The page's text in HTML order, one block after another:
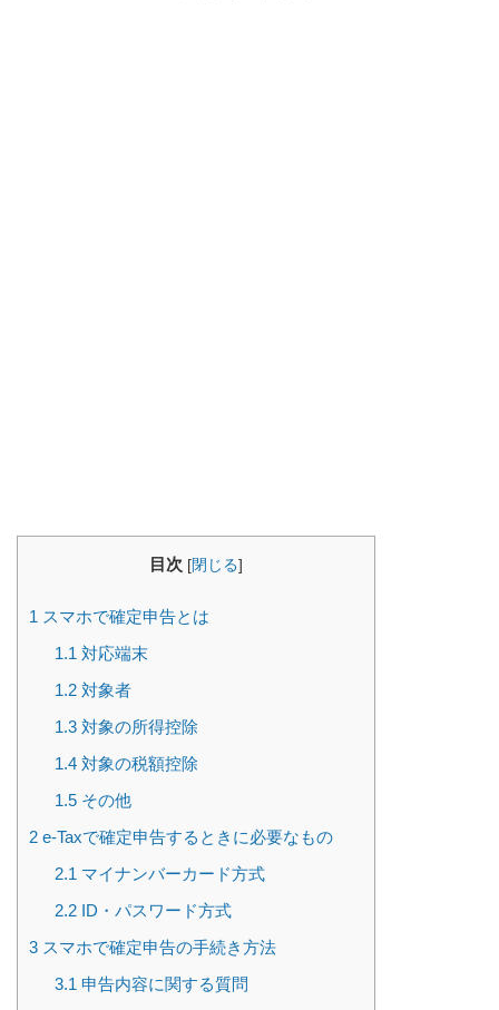
目次 [閉じる]
1 スマホで確定申告とは
1.1 対応端末
1.2対象者
1.3対象の所得控除
1.4対象の税額控除
1.5その他
2 e-Taxで確定申告するときに必要なもの
2.1 マイナンバーカード方式
2.2ID・パスワード方式
3 スマホで確定申告の手続き方法
3.1 申告内容に関する質問